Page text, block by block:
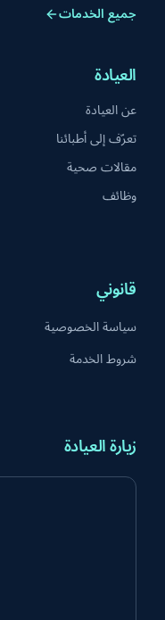
جميع الخدمات
العيادة
عن العيادة
تعرّف إلى أطبائنا
مقالات صحية
وظائف
قانوني
سياسة الخصوصية
شروط الخدمة
زيارة العيادة